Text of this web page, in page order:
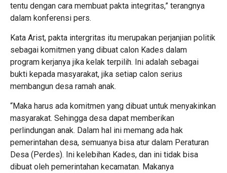
tentu dengan cara membuat pakta integritas,” terangnya
dalam konferensi pers.
Kata Arist, pakta intergritas itu merupakan perjanjian politik
sebagai komitmen yang dibuat calon Kades dalam
program kerjanya jika kelak terpilih. Ini adalah sebagai
bukti kepada masyarakat, jika setiap calon serius
membangun desa ramah anak.
“Maka harus ada komitmen yang dibuat untuk menyakinkan
masyarakat. Sehingga desa dapat memberikan
perlindungan anak. Dalam hal ini memang ada hak
pemerintahan desa, semuanya bisa atur dalam Peraturan
Desa (Perdes). Ini kelebihan Kades, dan ini tidak bisa
dibuat oleh pemerintahan kecamatan. Makanya